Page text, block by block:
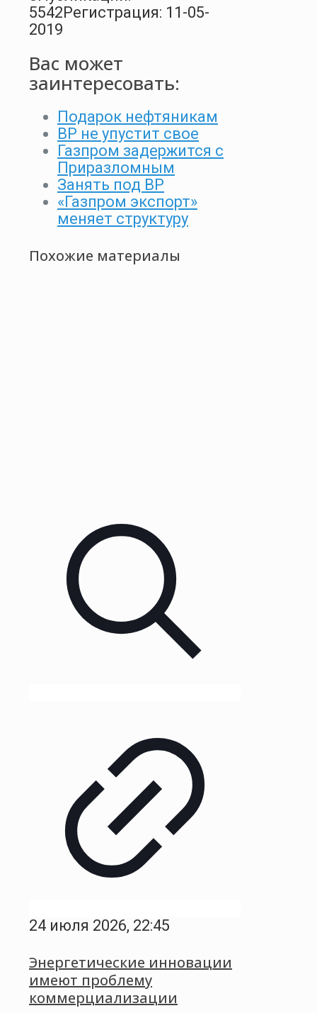
5542Регистрация: 11-05-
2019
Вас может
заинтересовать:
Подарок нефтяникам
ВР не упустит свое
Газпром задержится с
Приразломным
Занять под BP
«Газпром экспорт»
меняет структуру
Похожие материалы
24 июля 2026, 22:45
Энергетические инновации
имеют проблему
коммерциализации